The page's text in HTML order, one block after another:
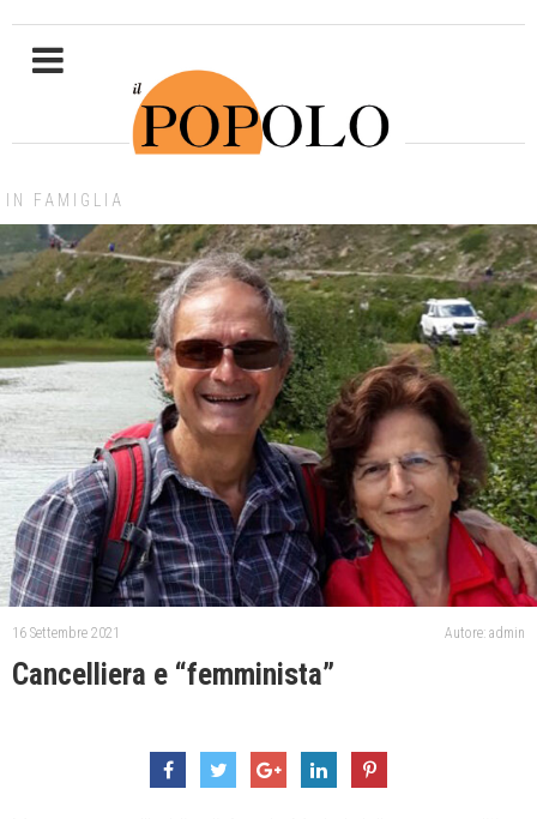
IN FAMIGLIA
16 Settembre 2021 Autore: admin
Cancelliera e “femminista”